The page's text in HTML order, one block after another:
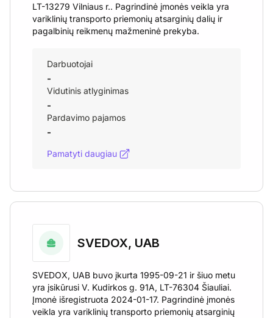
LT-13279 Vilniaus r.. Pagrindinė įmonės veikla yra
variklinių transporto priemonių atsarginių dalių ir
pagalbinių reikmenų mažmeninė prekyba.
Darbuotojai
-
Vidutinis atlyginimas
-
Pardavimo pajamos
-
Pamatyti daugiau
SVEDOX, UAB
SVEDOX, UAB buvo įkurta 1995-09-21 ir šiuo metu
yra įsikūrusi V. Kudirkos g. 91A, LT-76304 Šiauliai.
Įmonė išregistruota 2024-01-17. Pagrindinė įmonės
veikla yra variklinių transporto priemonių atsarginių